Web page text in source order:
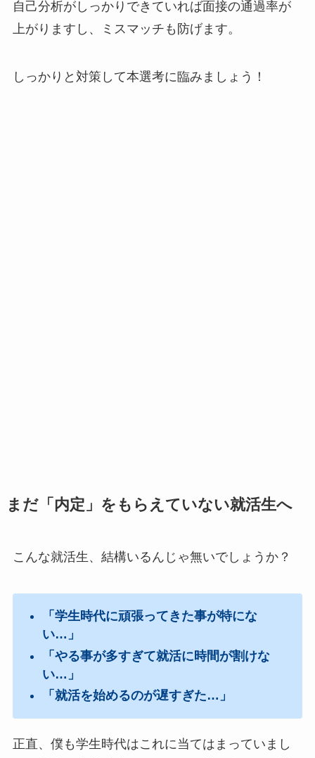
自己分析がしっかりできていれば面接の通過率が
上がりますし、ミスマッチも防げます。
しっかりと対策して本選考に臨みましょう！
まだ「内定」をもらえていない就活生へ
こんな就活生、結構いるんじゃ無いでしょうか？
「学生時代に頑張ってきた事が特にな
い…」
「やる事が多すぎて就活に時間が割けな
い…」
「就活を始めるのが遅すぎた…」
正直、僕も学生時代はこれに当てはまっていまし